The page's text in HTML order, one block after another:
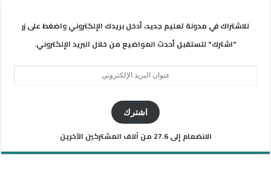
للاشتراك في مدونة تعليم جديد، أدخل بريدك الإلكتروني واضغط على زر
"اشترك" لتستقبل أحدث المواضيع من خلال البريد الإلكتروني.
اشترك
الانضمام إلى 27.6 من آلاف المشتركين الآخرين